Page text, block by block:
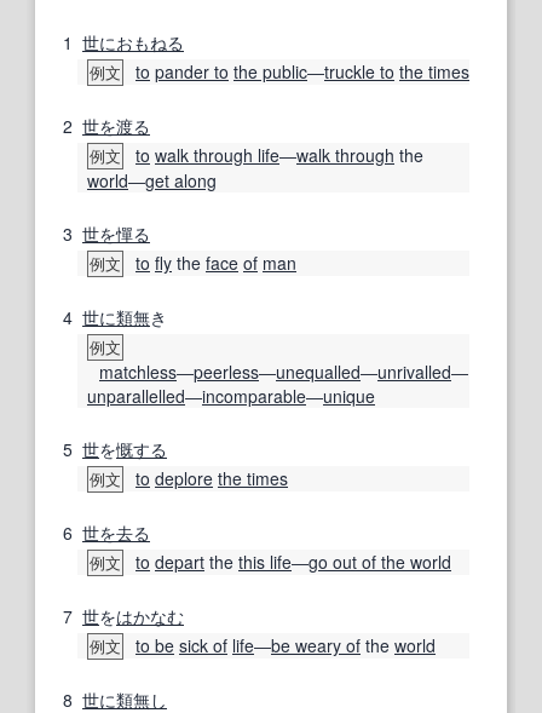
1 世におもねる
例文 to pander to the public―truckle to the times
2 世を渡る
例文 to walk through life―walk through the
world―get along
3 世を憚る
例文 to fly the face of man
4 世に類無き
例文
matchless―peerless―unequalled―unrivalled―
unparallelled―incomparable―unique
5 世を慨する
例文 to deplore the times
6 世を去る
例文 to depart the this life―go out of the world
7 世をはかなむ
例文 to be sick of life―be weary of the world
8 世に類無し